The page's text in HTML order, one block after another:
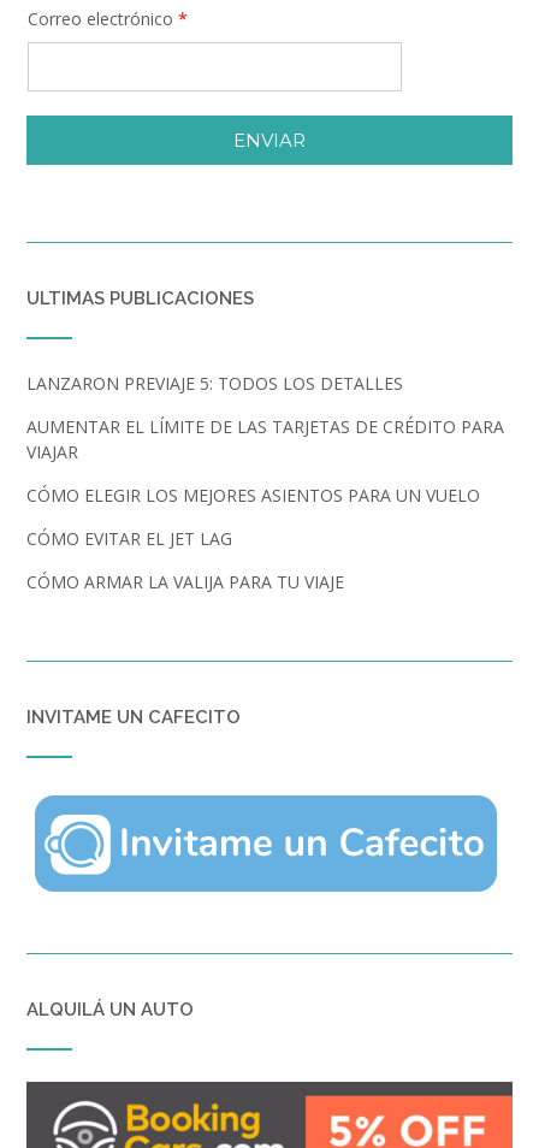
Correo electrónico *
ENVIAR
ULTIMAS PUBLICACIONES
LANZARON PREVIAJE 5: TODOS LOS DETALLES
AUMENTAR EL LÍMITE DE LAS TARJETAS DE CRÉDITO PARA
VIAJAR
CÓMO ELEGIR LOS MEJORES ASIENTOS PARA UN VUELO
CÓMO EVITAR EL JET LAG
CÓMO ARMAR LA VALIJA PARA TU VIAJE
INVITAME UN CAFECITO
ALQUILÁ UN AUTO